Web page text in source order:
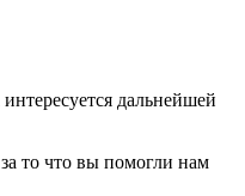
дальнейшей
то что вы помогли нам